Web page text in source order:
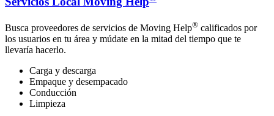
Busca proveedores de servicios de Moving Help® calificados por
los usuarios en tu área y múdate en la mitad del tiempo que te
llevaría hacerlo.
Carga y descarga
Empaque y desempacado
Conducción
Limpieza